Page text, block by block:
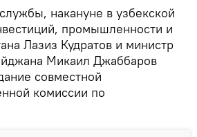
накануне в узбекской
промышленности и
Лазиз Кудратов и министр
Микаил Джаббаров
совместной
комиссии по